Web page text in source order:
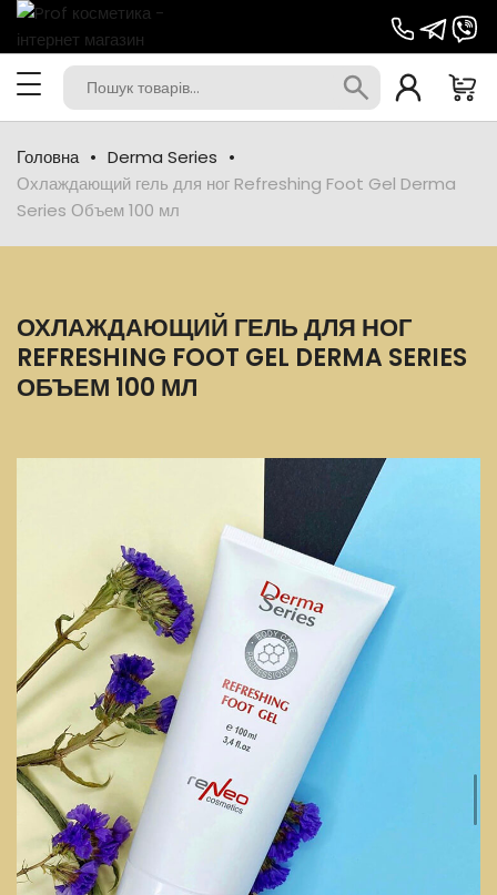
Головна
Derma Series
Охлаждающий гель для ног Refreshing Foot Gel Derma
Series Объем 100 мл
ОХЛАЖДАЮЩИЙ ГЕЛЬ ДЛЯ НОГ
REFRESHING FOOT GEL DERMA SERIES
ОБЪЕМ 100 МЛ